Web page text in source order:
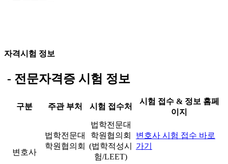
자격시험 정보
- 전문자격증 시험 정보
구분 주관 부처 시험 접수처
시험 접수 & 정보 홈페
이지
변호사
법학전문대
학원협의회
법학전문대
학원협의회
(법학적성시
험/LEET)
변호사 시험 접수 바로
가기